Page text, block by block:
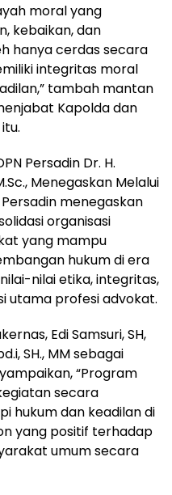
moral yang
kebaikan, dan
hanya cerdas secara
integritas moral
tambah mantan
Kapolda dan
Persadin Dr. H.
Menegaskan Melalui
menegaskan
organisasi
yang mampu
hukum di era
nilai etika, integritas,
utama profesi advokat.
Edi Samsuri, SH,
SH., MM sebagai
“Program
secara
hukum dan keadilan di
yang positif terhadap
umum secara